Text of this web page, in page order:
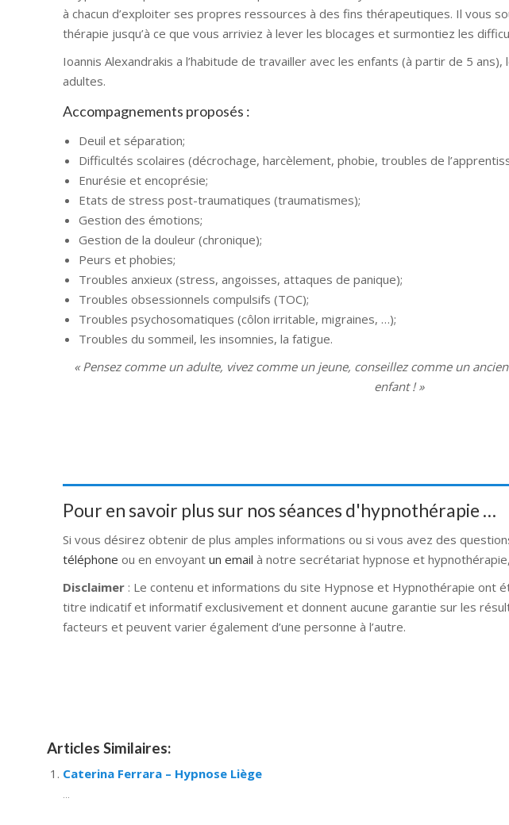
à chacun d’exploiter ses propres ressources à des fins thérapeutiques. Il vous
thérapie jusqu’à ce que vous arriviez à lever les blocages et surmontiez les
Ioannis Alexandrakis a l’habitude de travailler avec les enfants (à partir de 5
adultes.
Accompagnements proposés :
Deuil et séparation;
Difficultés scolaires (décrochage, harcèlement, phobie, troubles de
Enurésie et encoprésie;
Etats de stress post-traumatiques (traumatismes);
Gestion des émotions;
Gestion de la douleur (chronique);
Peurs et phobies;
Troubles anxieux (stress, angoisses, attaques de panique);
Troubles obsessionnels compulsifs (TOC);
Troubles psychosomatiques (côlon irritable, migraines, …);
Troubles du sommeil, les insomnies, la fatigue.
« Pensez comme un adulte, vivez comme un jeune, conseillez comme un
enfant ! »
Pour en savoir plus sur nos séances d'hypnothérapie …
Si vous désirez obtenir de plus amples informations ou si vous avez des
téléphone ou en envoyant un email à notre secrétariat hypnose et
Disclaimer : Le contenu et informations du site Hypnose et Hypnothérapie ont
titre indicatif et informatif exclusivement et donnent aucune garantie sur les
facteurs et peuvent varier également d’une personne à l’autre.
Articles Similaires:
Caterina Ferrara – Hypnose Liège
...